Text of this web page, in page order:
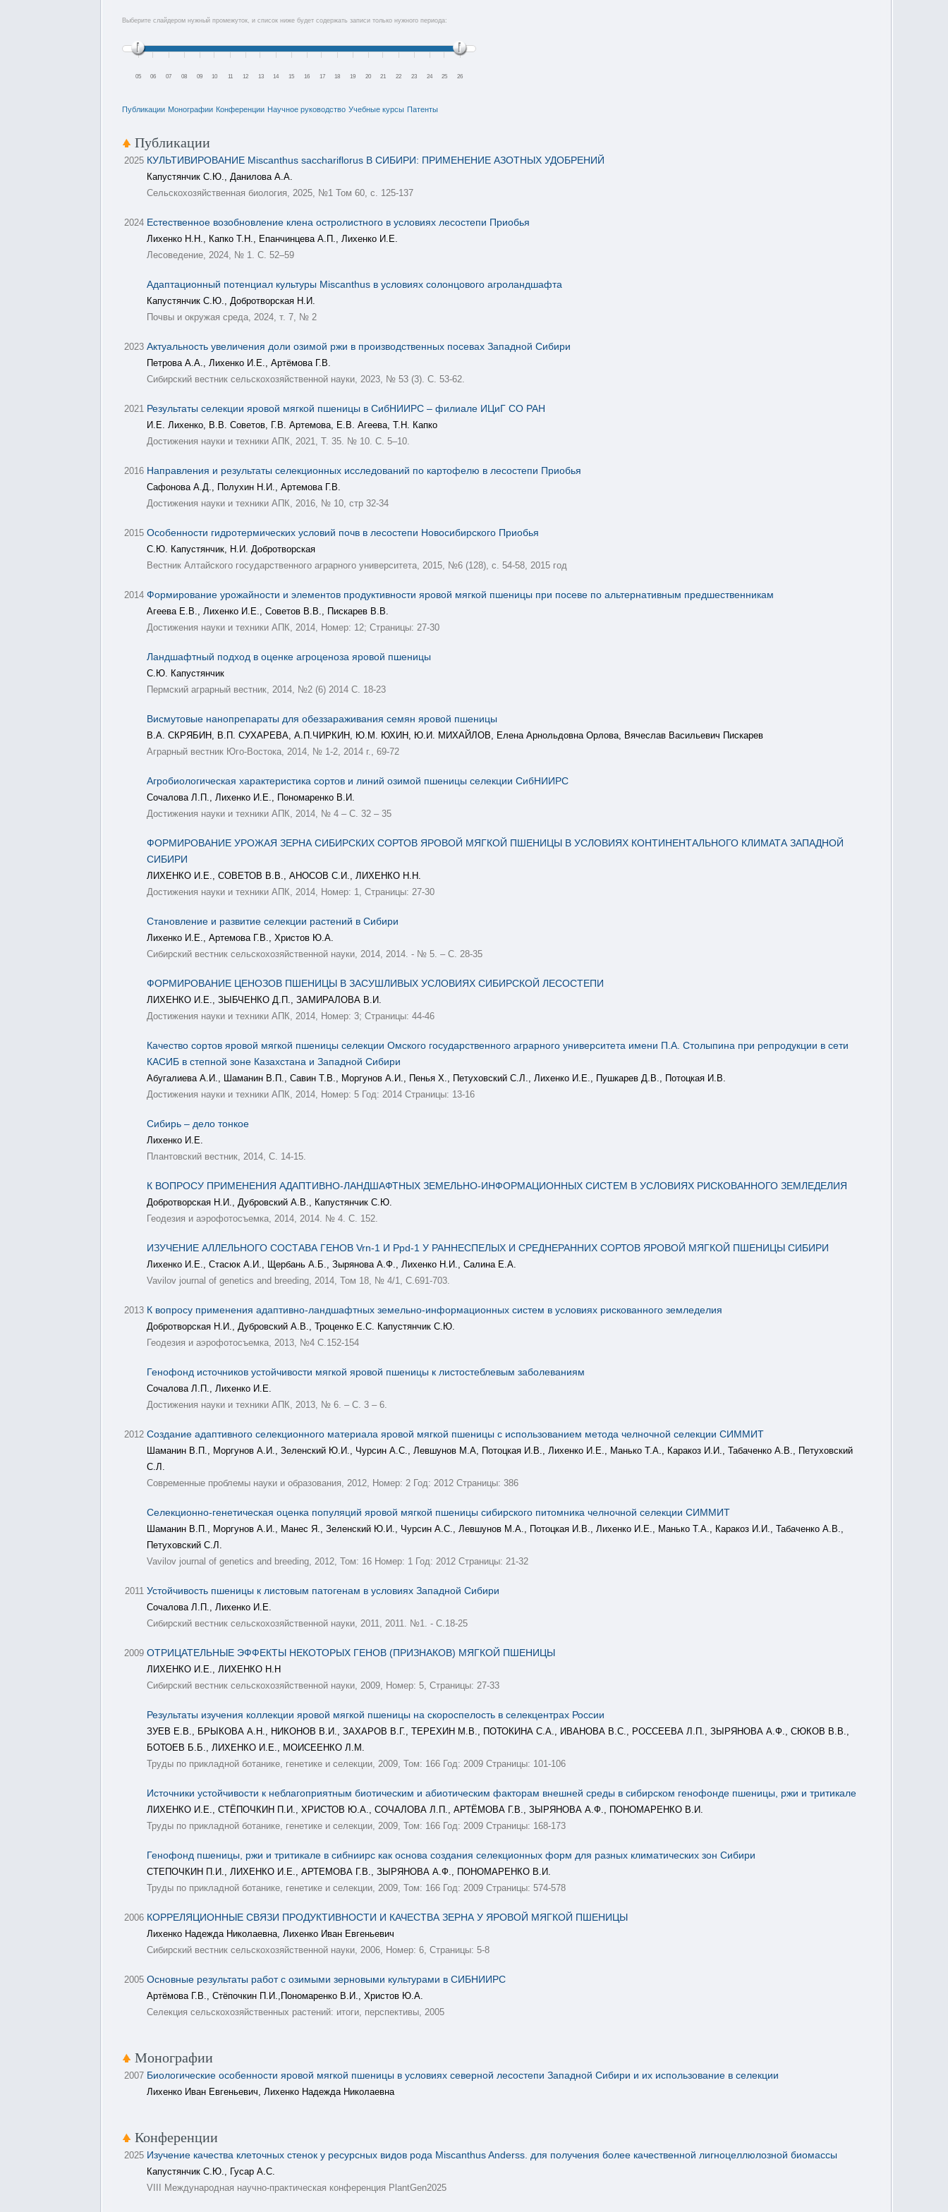
Выберите слайдером нужный промежуток, и список ниже будет содержать записи только нужного периода:
05 06 07 08 09 10 11 12 13 14 15 16 17 18 19 20 21 22 23 24 25 26
Публикации Монографии Конференции Научное руководство Учебные курсы Патенты
Публикации
2025 КУЛЬТИВИРОВАНИЕ Miscanthus sacchariflorus В СИБИРИ: ПРИМЕНЕНИЕ АЗОТНЫХ УДОБРЕНИЙ
Капустянчик С.Ю., Данилова А.А.
Сельскохозяйственная биология, 2025, №1 Том 60, с. 125-137
2024 Естественное возобновление клена остролистного в условиях лесостепи Приобья
Лихенко Н.Н., Капко Т.Н., Епанчинцева А.П., Лихенко И.Е.
Лесоведение, 2024, № 1. С. 52–59
Адаптационный потенциал культуры Miscanthus в условиях солонцового агроландшафта
Капустянчик С.Ю., Добротворская Н.И.
Почвы и окружая среда, 2024, т. 7, № 2
2023 Актуальность увеличения доли озимой ржи в производственных посевах Западной Сибири
Петрова А.А., Лихенко И.Е., Артёмова Г.В.
Сибирский вестник сельскохозяйственной науки, 2023, № 53 (3). С. 53-62.
2021 Результаты селекции яровой мягкой пшеницы в СибНИИРС – филиале ИЦиГ СО РАН
И.Е. Лихенко, В.В. Советов, Г.В. Артемова, Е.В. Агеева, Т.Н. Капко
Достижения науки и техники АПК, 2021, Т. 35. № 10. С. 5–10.
2016 Направления и результаты селекционных исследований по картофелю в лесостепи Приобья
Сафонова А.Д., Полухин Н.И., Артемова Г.В.
Достижения науки и техники АПК, 2016, № 10, стр 32-34
2015 Особенности гидротермических условий почв в лесостепи Новосибирского Приобья
С.Ю. Капустянчик, Н.И. Добротворская
Вестник Алтайского государственного аграрного университета, 2015, №6 (128), с. 54-58, 2015 год
2014 Формирование урожайности и элементов продуктивности яровой мягкой пшеницы при посеве по альтернативным предшественникам
Агеева Е.В., Лихенко И.Е., Советов В.В., Пискарев В.В.
Достижения науки и техники АПК, 2014, Номер: 12; Страницы: 27-30
Ландшафтный подход в оценке агроценоза яровой пшеницы
С.Ю. Капустянчик
Пермский аграрный вестник, 2014, №2 (6) 2014 С. 18-23
Висмутовые нанопрепараты для обеззараживания cемян яровой пшеницы
В.А. СКРЯБИН, В.П. СУХАРЕВА, А.П.ЧИРКИН, Ю.М. ЮХИН, Ю.И. МИХАЙЛОВ, Елена Арнольдовна Орлова, Вячеслав Васильевич Пискарев
Аграрный вестник Юго-Востока, 2014, № 1-2, 2014 г., 69-72
Агробиологическая характеристика сортов и линий озимой пшеницы селекции СибНИИРС
Сочалова Л.П., Лихенко И.Е., Пономаренко В.И.
Достижения науки и техники АПК, 2014, № 4 – С. 32 – 35
ФОРМИРОВАНИЕ УРОЖАЯ ЗЕРНА СИБИРСКИХ СОРТОВ ЯРОВОЙ МЯГКОЙ ПШЕНИЦЫ В УСЛОВИЯХ КОНТИНЕНТАЛЬНОГО КЛИМАТА ЗАПАДНОЙ
СИБИРИ
ЛИХЕНКО И.Е., СОВЕТОВ В.В., АНОСОВ С.И., ЛИХЕНКО Н.Н.
Достижения науки и техники АПК, 2014, Номер: 1, Страницы: 27-30
Становление и развитие селекции растений в Сибири
Лихенко И.Е., Артемова Г.В., Христов Ю.А.
Сибирский вестник сельскохозяйственной науки, 2014, 2014. - № 5. – С. 28-35
ФОРМИРОВАНИЕ ЦЕНОЗОВ ПШЕНИЦЫ В ЗАСУШЛИВЫХ УСЛОВИЯХ СИБИРСКОЙ ЛЕСОСТЕПИ
ЛИХЕНКО И.Е., ЗЫБЧЕНКО Д.П., ЗАМИРАЛОВА В.И.
Достижения науки и техники АПК, 2014, Номер: 3; Страницы: 44-46
Качество сортов яровой мягкой пшеницы селекции Омского государственного аграрного университета имени П.А. Столыпина при репродукции в сети
КАСИБ в степной зоне Казахстана и Западной Сибири
Абугалиева А.И., Шаманин В.П., Савин Т.В., Моргунов А.И., Пенья Х., Петуховский С.Л., Лихенко И.Е., Пушкарев Д.В., Потоцкая И.В.
Достижения науки и техники АПК, 2014, Номер: 5 Год: 2014 Страницы: 13-16
Сибирь – дело тонкое
Лихенко И.Е.
Плантовский вестник, 2014, С. 14-15.
К ВОПРОСУ ПРИМЕНЕНИЯ АДАПТИВНО-ЛАНДШАФТНЫХ ЗЕМЕЛЬНО-ИНФОРМАЦИОННЫХ СИСТЕМ В УСЛОВИЯХ РИСКОВАННОГО ЗЕМЛЕДЕЛИЯ
Добротворская Н.И., Дубровский А.В., Капустянчик С.Ю.
Геодезия и аэрофотосъемка, 2014, 2014. № 4. С. 152.
ИЗУЧЕНИЕ АЛЛЕЛЬНОГО СОСТАВА ГЕНОВ Vrn-1 И Ppd-1 У РАННЕСПЕЛЫХ И СРЕДНЕРАННИХ СОРТОВ ЯРОВОЙ МЯГКОЙ ПШЕНИЦЫ СИБИРИ
Лихенко И.Е., Стасюк А.И., Щербань А.Б., Зырянова А.Ф., Лихенко Н.И., Салина Е.А.
Vavilov journal of genetics and breeding, 2014, Том 18, № 4/1, С.691-703.
2013 К вопросу применения адаптивно-ландшафтных земельно-информационных систем в условиях рискованного земледелия
Добротворская Н.И., Дубровский А.В., Троценко Е.С. Капустянчик С.Ю.
Геодезия и аэрофотосъемка, 2013, №4 С.152-154
Генофонд источников устойчивости мягкой яровой пшеницы к листостеблевым заболеваниям
Сочалова Л.П., Лихенко И.Е.
Достижения науки и техники АПК, 2013, № 6. – С. 3 – 6.
2012 Создание адаптивного селекционного материала яровой мягкой пшеницы с использованием метода челночной селекции СИММИТ
Шаманин В.П., Моргунов А.И., Зеленский Ю.И., Чурсин А.С., Левшунов М.А, Потоцкая И.В., Лихенко И.Е., Манько Т.А., Каракоз И.И., Табаченко А.В., Петуховский
С.Л.
Современные проблемы науки и образования, 2012, Номер: 2 Год: 2012 Страницы: 386
Селекционно-генетическая оценка популяций яровой мягкой пшеницы сибирского питомника челночной селекции СИММИТ
Шаманин В.П., Моргунов А.И., Манес Я., Зеленский Ю.И., Чурсин А.С., Левшунов М.А., Потоцкая И.В., Лихенко И.Е., Манько Т.А., Каракоз И.И., Табаченко А.В.,
Петуховский С.Л.
Vavilov journal of genetics and breeding, 2012, Том: 16 Номер: 1 Год: 2012 Страницы: 21-32
2011 Устойчивость пшеницы к листовым патогенам в условиях Западной Сибири
Сочалова Л.П., Лихенко И.Е.
Сибирский вестник сельскохозяйственной науки, 2011, 2011. №1. - С.18-25
2009 ОТРИЦАТЕЛЬНЫЕ ЭФФЕКТЫ НЕКОТОРЫХ ГЕНОВ (ПРИЗНАКОВ) МЯГКОЙ ПШЕНИЦЫ
ЛИХЕНКО И.Е., ЛИХЕНКО Н.Н
Сибирский вестник сельскохозяйственной науки, 2009, Номер: 5, Страницы: 27-33
Результаты изучения коллекции яровой мягкой пшеницы на скороспелость в селекцентрах России
ЗУЕВ Е.В., БРЫКОВА А.Н., НИКОНОВ В.И., ЗАХАРОВ В.Г., ТЕРЕХИН М.В., ПОТОКИНА С.А., ИВАНОВА В.С., РОССЕЕВА Л.П., ЗЫРЯНОВА А.Ф., СЮКОВ В.В.,
БОТОЕВ Б.Б., ЛИХЕНКО И.Е., МОИСЕЕНКО Л.М.
Труды по прикладной ботанике, генетике и селекции, 2009, Том: 166 Год: 2009 Страницы: 101-106
Источники устойчивости к неблагоприятным биотическим и абиотическим факторам внешней среды в сибирском генофонде пшеницы, ржи и тритикале
ЛИХЕНКО И.Е., СТЁПОЧКИН П.И., ХРИСТОВ Ю.А., СОЧАЛОВА Л.П., АРТЁМОВА Г.В., ЗЫРЯНОВА А.Ф., ПОНОМАРЕНКО В.И.
Труды по прикладной ботанике, генетике и селекции, 2009, Том: 166 Год: 2009 Страницы: 168-173
Генофонд пшеницы, ржи и тритикале в сибниирс как основа создания селекционных форм для разных климатических зон Сибири
СТЕПОЧКИН П.И., ЛИХЕНКО И.Е., АРТЕМОВА Г.В., ЗЫРЯНОВА А.Ф., ПОНОМАРЕНКО В.И.
Труды по прикладной ботанике, генетике и селекции, 2009, Том: 166 Год: 2009 Страницы: 574-578
2006 КОРРЕЛЯЦИОННЫЕ СВЯЗИ ПРОДУКТИВНОСТИ И КАЧЕСТВА ЗЕРНА У ЯРОВОЙ МЯГКОЙ ПШЕНИЦЫ
Лихенко Надежда Николаевна, Лихенко Иван Евгеньевич
Сибирский вестник сельскохозяйственной науки, 2006, Номер: 6, Страницы: 5-8
2005 Основные результаты работ с озимыми зерновыми культурами в СИБНИИРС
Артёмова Г.В., Стёпочкин П.И.,Пономаренко В.И., Христов Ю.А.
Селекция сельскохозяйственных растений: итоги, перспективы, 2005
Монографии
2007 Биологические особенности яровой мягкой пшеницы в условиях северной лесостепи Западной Сибири и их использование в селекции
Лихенко Иван Евгеньевич, Лихенко Надежда Николаевна
Конференции
2025 Изучение качества клеточных стенок у ресурсных видов рода Miscanthus Anderss. для получения более качественной лигноцеллюлозной биомассы
Капустянчик С.Ю., Гусар А.С.
VIII Международная научно-практическая конференция PlantGen2025